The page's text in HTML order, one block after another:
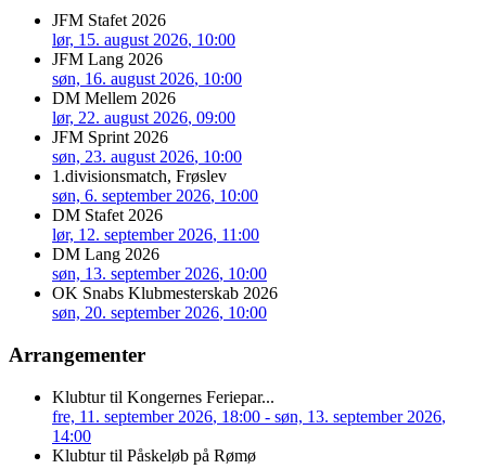
JFM Stafet 2026
lør, 15. august 2026, 10:00
JFM Lang 2026
søn, 16. august 2026, 10:00
DM Mellem 2026
lør, 22. august 2026, 09:00
JFM Sprint 2026
søn, 23. august 2026, 10:00
1.divisionsmatch, Frøslev
søn, 6. september 2026, 10:00
DM Stafet 2026
lør, 12. september 2026, 11:00
DM Lang 2026
søn, 13. september 2026, 10:00
OK Snabs Klubmesterskab 2026
søn, 20. september 2026, 10:00
Arrangementer
Klubtur til Kongernes Feriepar...
fre, 11. september 2026, 18:00 - søn, 13. september 2026,
14:00
Klubtur til Påskeløb på Rømø